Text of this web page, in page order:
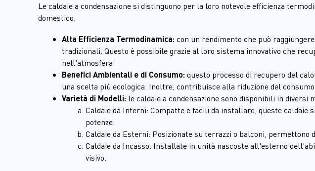
Le caldaie a condensazione si distinguono per la loro notevole efficienza
domestico:
Alta Efficienza Termodinamica: con un rendimento che può
tradizionali. Questo è possibile grazie al loro sistema innovativo che
nell'atmosfera.
Benefici Ambientali e di Consumo: questo processo di recupero del
una scelta più ecologica. Inoltre, contribuisce alla riduzione del
Varietà di Modelli: le caldaie a condensazione sono disponibili in diversi
Caldaie da Interni: Compatte e facili da installare, queste
potenze.
Caldaie da Esterni: Posizionate su terrazzi o balconi,
Caldaie da Incasso: Installate in unità nascoste all'esterno
visivo.